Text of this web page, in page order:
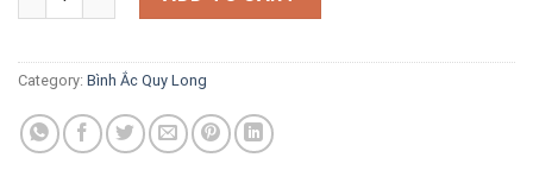
Category: Bình Ắc Quy Long